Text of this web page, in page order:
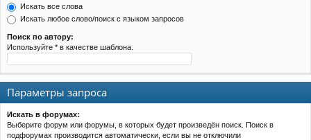
Искать все слова
Искать любое слово/поиск с языком запросов
Поиск по автору:
Используйте * в качестве шаблона.
Параметры запроса
Искать в форумах:
Выберите форум или форумы, в которых будет произведён поиск. Поиск в
подфорумах производится автоматически, если вы не отключили